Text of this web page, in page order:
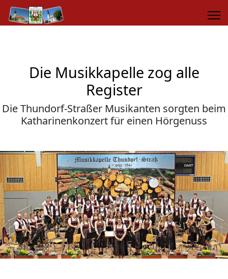
Die Musikkapelle zog alle
Register
Die Thundorf-Straßer Musikanten sorgten beim
Katharinenkonzert für einen Hörgenuss